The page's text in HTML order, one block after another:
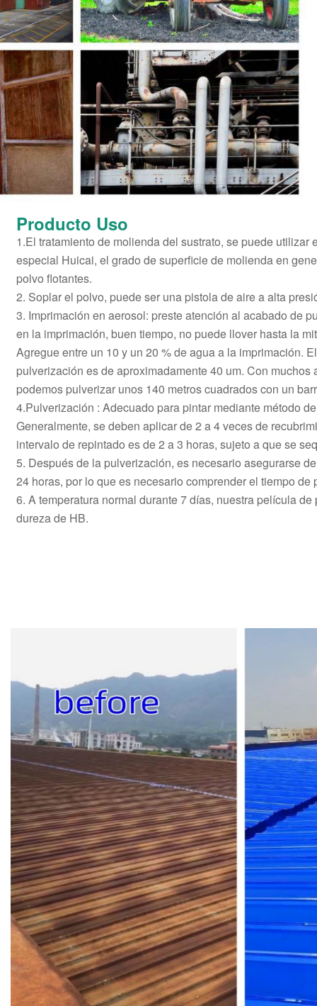
Producto Uso
1.El tratamiento de molienda del sustrato, se puede utilizar
especial Huicai, el grado de superficie de molienda en
polvo flotantes.
2. Soplar el polvo, puede ser una pistola de aire a alta
3. Imprimación en aerosol: preste atención al acabado de
en la imprimación, buen tiempo, no puede llover hasta la
Agregue entre un 10 y un 20 % de agua a la imprimación.
pulverización es de aproximadamente 40 um. Con muchos
podemos pulverizar unos 140 metros cuadrados con un
4.Pulverización : Adecuado para pintar mediante método
Generalmente, se deben aplicar de 2 a 4 veces de
intervalo de repintado es de 2 a 3 horas, sujeto a que se
5. Después de la pulverización, es necesario asegurarse
24 horas, por lo que es necesario comprender el tiempo de
6. A temperatura normal durante 7 días, nuestra película
dureza de HB.